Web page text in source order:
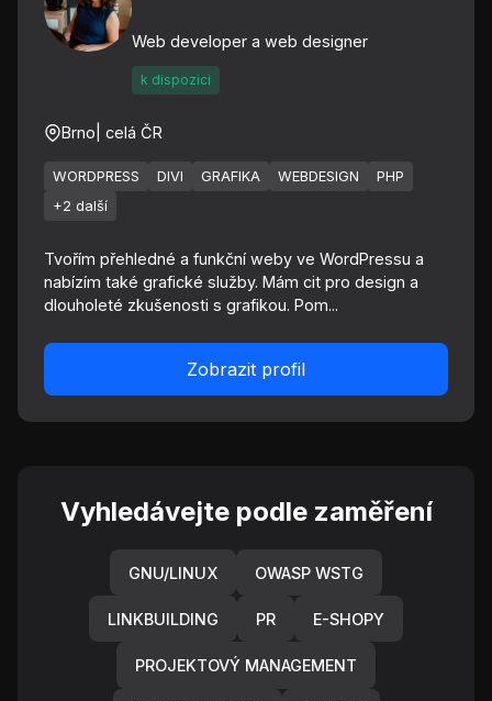
Web developer a web designer
k dispozici
Brno | celá ČR
WORDPRESS DIVI GRAFIKA WEBDESIGN
PHP
+2 další
Tvořím přehledné a funkční weby ve WordPressu a
nabízím také grafické služby. Mám cit pro design a
dlouholeté zkušenosti s grafikou. Pom...
Zobrazit profil
Vyhledávejte podle zaměření
GNU/LINUX OWASP WSTG
LINKBUILDING PR E-SHOPY
PROJEKTOVÝ MANAGEMENT